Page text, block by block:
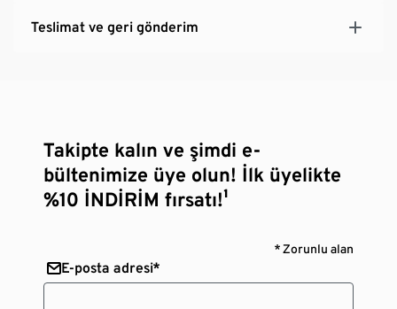
Teslimat ve geri gönderim
Takipte kalın ve şimdi e-
bültenimize üye olun! İlk üyelikte
%10 İNDİRİM fırsatı!¹
* Zorunlu alan
E-posta adresi*